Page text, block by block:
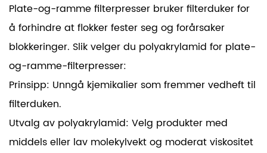
Plate-og-ramme filterpresser bruker filterduker for
å forhindre at flokker fester seg og forårsaker
blokkeringer. Slik velger du polyakrylamid for plate-
og-ramme-filterpresser:
Prinsipp: Unngå kjemikalier som fremmer vedheft til
filterduken.
Utvalg av polyakrylamid: Velg produkter med
middels eller lav molekylvekt og moderat viskositet